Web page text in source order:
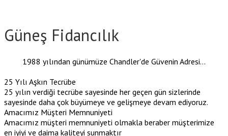
Güneş Fidancılık
1988 yılından günümüze Chandler'de Güvenin Adresi...
25 Yılı Aşkın Tecrübe
25 yılın verdiği tecrübe sayesinde her geçen gün sizlerinde
sayesinde daha çok büyümeye ve gelişmeye devam ediyoruz.
Amacımız Müşteri Memnuniyeti
Amacımız müşteri memnuniyeti olmakla beraber müşterimize
en iyiyi ve daima kaliteyi sunmaktır